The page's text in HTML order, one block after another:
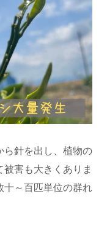
ら針を出し、植物の
害も大きくありま
十～百匹単位の群れ